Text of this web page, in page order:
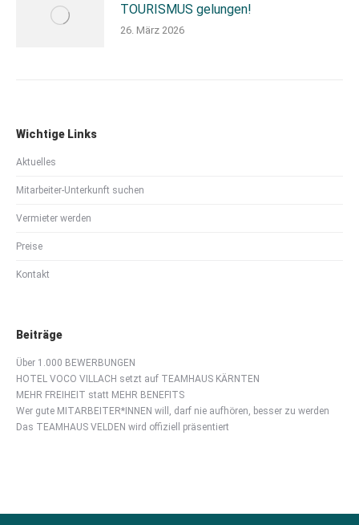
TOURISMUS gelungen!
26. März 2026
Wichtige Links
Aktuelles
Mitarbeiter-Unterkunft suchen
Vermieter werden
Preise
Kontakt
Beiträge
Über 1.000 BEWERBUNGEN
HOTEL VOCO VILLACH setzt auf TEAMHAUS KÄRNTEN
MEHR FREIHEIT statt MEHR BENEFITS
Wer gute MITARBEITER*INNEN will, darf nie aufhören, besser zu werden
Das TEAMHAUS VELDEN wird offiziell präsentiert